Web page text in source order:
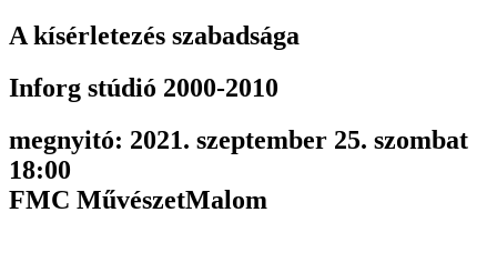
A kísérletezés szabadsága
Inforg stúdió 2000-2010
megnyitó: 2021. szeptember 25. szombat
18:00
FMC MűvészetMalom